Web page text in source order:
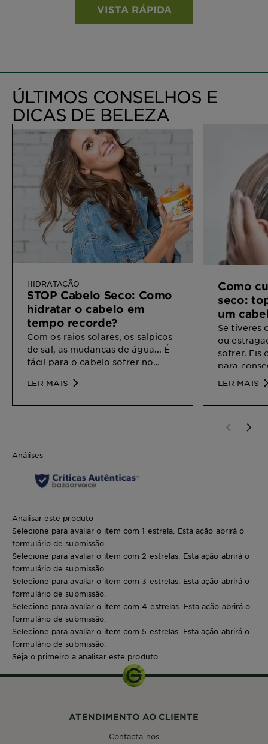
VISTA RÁPIDA
ÚLTIMOS CONSELHOS E
DICAS DE BELEZA
HIDRATAÇÃO
STOP Cabelo Seco: Como
hidratar o cabelo em
tempo recorde?
Com os raios solares, os salpicos
de sal, as mudanças de água... É
fácil para o cabelo sofrer no
hidratação. Por isso, quer queiras
vamos nós!
LER MAIS
Como
seco:
um
Se tiveres
ou
sofrer. Eis
para
e
LER MAIS
Análises
Analisar este produto
Selecione para avaliar o item com 1 estrela. Esta ação abrirá o
formulário de submissão.
Selecione para avaliar o item com 2 estrelas. Esta ação abrirá o
formulário de submissão.
Selecione para avaliar o item com 3 estrelas. Esta ação abrirá o
formulário de submissão.
Selecione para avaliar o item com 4 estrelas. Esta ação abrirá o
formulário de submissão.
Selecione para avaliar o item com 5 estrelas. Esta ação abrirá o
formulário de submissão.
Seja o primeiro a analisar este produto
ATENDIMENTO AO CLIENTE
Contacta-nos